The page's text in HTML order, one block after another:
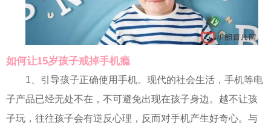
如何让15岁孩子戒掉手机瘾
1、引导孩子正确使用手机。现代的社会生活，手机等电
子产品已经无处不在，不可避免出现在孩子身边。越不让孩
子玩，往往孩子会有逆反心理，反而对手机产生好奇心。与